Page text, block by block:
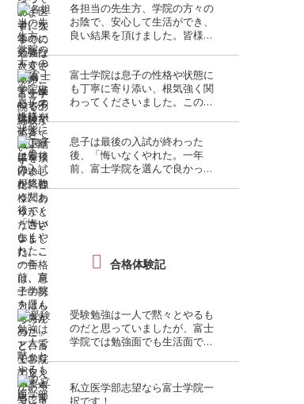
各担当の先生方、学院の方々の
お陰で、安心して生活ができ、
良い結果を頂けました。皆様、
富士学院は息子の性格や状態に
も丁寧に寄り添い、根気強く関
わってくださいました。この合
こそ実現したものだと、心より
感謝しております。
息子は最後の入試が終わった
後、「悔いなくやれた。一年
前、富士学院を選んで良かっ
合格体験記
受験勉強は一人で黙々とやるも
のだと思っていましたが、富士
学院では勉強面でも生活面でも
私立医学部志望なら富士学院一
択です！